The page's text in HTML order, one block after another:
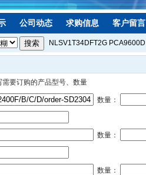
公司动态 求购信息 客户留言
NLSV1T34DFT2G PCA9600D
NXFT15XH103FA2B025
MAX2180AETG/V+ L6984TR
需要订购的产品型号、数量
数量：
数量：
数量：